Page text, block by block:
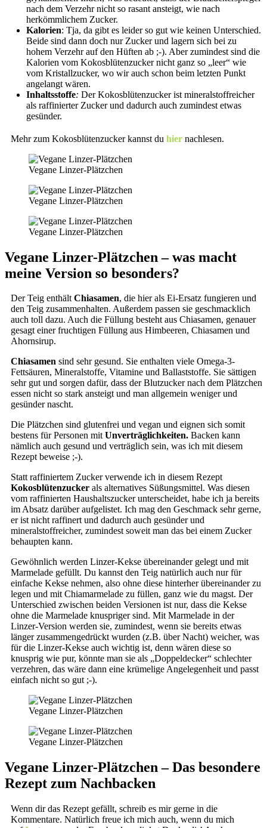
nach dem Verzehr nicht so rasant ansteigt, wie nach
herkömmlichem Zucker.
Kalorien: Tja, da gibt es leider so gut wie keinen Unterschied.
Beide sind dann doch nur Zucker und lagern sich bei zu
hohem Verzehr auf den Hüften ab ;-). Aber zumindest sind die
Kalorien vom Kokosblütenzucker nicht ganz so „leer“ wie
vom Kristallzucker, wo wir auch schon beim letzten Punkt
angelangt wären.
Inhaltsstoffe: Der Kokosblütenzucker ist mineralstoffreicher
als raffinierter Zucker und dadurch auch zumindest etwas
gesünder.
Mehr zum Kokosblütenzucker kannst du hier nachlesen.
Vegane Linzer-Plätzchen
Vegane Linzer-Plätzchen
Vegane Linzer-Plätzchen
Vegane Linzer-Plätzchen – was macht
meine Version so besonders?
Der Teig enthältChiasamen, die hier als Ei-Ersatz fungieren und
den Teig zusammenhalten. Außerdem passen sie geschmacklich
auch toll dazu. Auch die Füllung besteht aus Chiasamen, genauer
gesagt einer fruchtigen Füllung aus Himbeeren, Chiasamen und
Ahornsirup.
Chiasamen sind sehr gesund. Sie enthalten viele Omega-3-
Fettsäuren, Mineralstoffe, Vitamine und Ballaststoffe. Sie sättigen
sehr gut und sorgen dafür, dass der Blutzucker nach dem Plätzchen
essen nicht so stark ansteigt und man allgemein weniger und
gesünder nascht.
Die Plätzchen sind glutenfrei und vegan und eignen sich somit
bestens für Personen mitUnverträglichkeiten. Backen kann
nämlich auch gesund und verträglich sein, was ich mit diesem
Rezept beweise ;-).
Statt raffiniertem Zucker verwende ich in diesem Rezept
Kokosblütenzucker als alternatives Süßungsmittel. Was diesen
vom raffinierten Haushaltszucker unterscheidet, habe ich ja bereits
im Absatz darüber aufgelistet. Ich mag den Geschmack sehr gerne,
er ist nicht raffinert und dadurch auch gesünder und
mineralstoffreicher, zumindest soweit man das bei einem Zucker
behaupten kann.
Gewöhnlich werden Linzer-Kekse übereinander gelegt und mit
Marmelade gefüllt. Du kannst den Teig natürlich auch nur für
einfache Kekse nehmen, also ohne diese hinterher übereinander zu
legen und mit Chiamarmelade zu füllen, ganz wie du magst. Der
Unterschied zwischen beiden Versionen ist nur, dass die Kekse
ohne die Marmelade knuspriger sind. Mit Marmelade in der
Linzer-Version werden sie, zumindest, wenn sie bereits etwas
länger zusammengedrückt wurden (z.B. über Nacht) weicher, was
für die Linzer-Kekse auch wichtig ist, denn wären diese so
knusprig wie pur, könnte man sie als „Doppeldecker“ schlechter
verzehren, das wäre dann eine krümelige Angelegenheit und passt
einfach nicht so gut ;-).
Vegane Linzer-Plätzchen
Vegane Linzer-Plätzchen
Vegane Linzer-Plätzchen – Das besondere
Rezept zum Nachbacken
Wenn dir das Rezept gefällt, schreib es mir gerne in die
Kommentare. Natürlich freue ich mich auch, wenn du mich